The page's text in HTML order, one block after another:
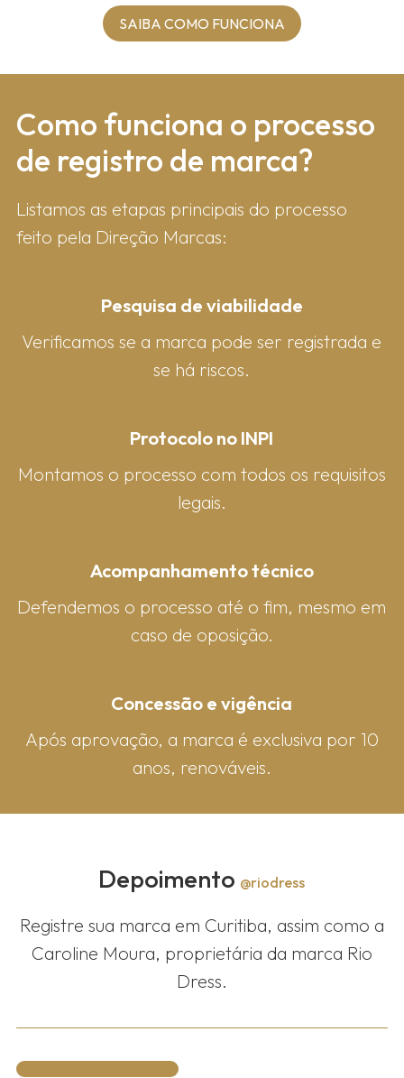
SAIBA COMO FUNCIONA
Como fun​ciona o processo
de registro de marca?
Listamos as etapas principais do processo
feito pela Direção Marcas:
Pesquisa de viabilidade
Verificamos se a marca pode ser registrada e
se há riscos.
Protocolo no INPI
Montamos o processo com todos os requisitos
legais.
Acompanhamento técnico
Defendemos o processo até o fim, mesmo em
caso de oposição.
Concessão e vigência
Após aprovação, a marca é exclusiva por 10
anos, renováveis.
Depoimento @riodress
Registre sua marca em Curitiba, assim como a
Caroline Moura, proprietária da marca Rio
Dress.